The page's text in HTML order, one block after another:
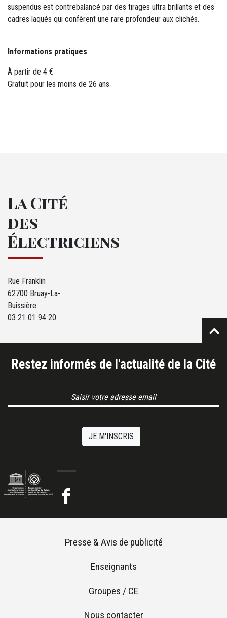
suspendus est contrebalancé par des tirages ultra brillants et des
cadres laqués qui confèrent une rare profondeur aux clichés.
Informations pratiques
À partir de 4 €
Gratuit pour les moins de 26 ans
La Cité
des
Électriciens
Rue Franklin
62700 Bruay-La-
Buissière
03 21 01 94 20
Restez informés de l'actualité de la Cité
JE M'INSCRIS
Footer menu
Presse & Avis de publicité
Enseignants
Groupes / CE
Nous contacter